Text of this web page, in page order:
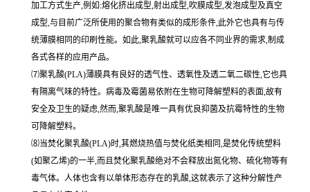
加工方式生产,例如:熔化挤出成型,射出成型,吹膜成型,发泡成型及真空
成型,与目前广泛所使用的聚合物有类似的成形条件,此外它也具有与传
统薄膜相同的印刷性能。如此,聚乳酸就可以应各不同业界的需求,制成
各式各样的应用产品。
⑺聚乳酸(PLA)薄膜具有良好的透气性、透氧性及透二氧二碳性,它也具
有隔离气味的特性。病毒及霉菌易依附在生物可降解塑料的表面,故有
安全及卫生的疑虑,然而,聚乳酸是唯一具有优良抑菌及抗霉特性的生物
可降解塑料。
⑻当焚化聚乳酸(PLA)时,其燃烧热值与焚化纸类相同,是焚化传统塑料
(如聚乙烯)的一半,而且焚化聚乳酸绝对不会释放出氮化物、硫化物等有
毒气体。人体也含有以单体形态存在的乳酸,这就表示了这种分解性产